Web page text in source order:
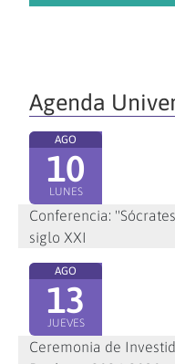
Agenda
AGO
10
LUNES
Conferencia:
siglo XXI
AGO
13
JUEVES
Ceremonia de